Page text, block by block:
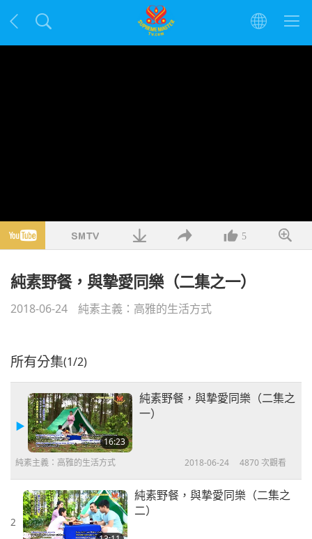
5
純素野餐，與摯愛同樂（二集之一）
2018-06-24 純素主義：高雅的生活方式
所有分集(1/2)
16:23
純素野餐，與摯愛同樂（二集之
一）
純素主義：高雅的生活方式 2018-06-24 4870 次觀看
2
純素野餐，與摯愛同樂（二集之
二）